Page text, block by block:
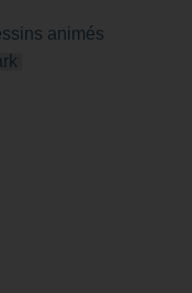
animés